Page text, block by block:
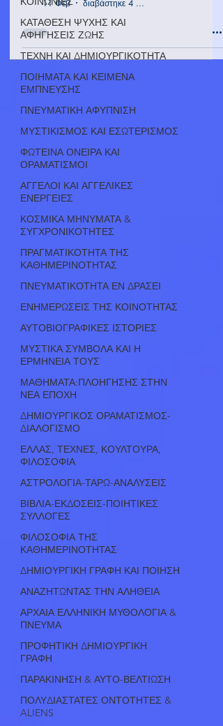
ΚΑΤΑΘΕΣΗ ΨΥΧΗΣ ΚΑΙ
ΑΦΗΓΗΣΕΙΣ ΖΩΗΣ
ΤΕΧΝΗ ΚΑΙ ΔΗΜΙΟΥΡΓΙΚΟΤΗΤΑ
ΠΟΙΗΜΑΤΑ ΚΑΙ ΚΕΙΜΕΝΑ
ΕΜΠΝΕΥΣΗΣ
ΠΝΕΥΜΑΤΙΚΗ ΑΦΥΠΝΙΣΗ
ΜΥΣΤΙΚΙΣΜΟΣ ΚΑΙ ΕΣΩΤΕΡΙΣΜΟΣ
ΦΩΤΕΙΝΑ ΟΝΕΙΡΑ ΚΑΙ
ΟΡΑΜΑΤΙΣΜΟΙ
ΑΓΓΕΛΟΙ ΚΑΙ ΑΓΓΕΛΙΚΕΣ
ΕΝΕΡΓΕΙΕΣ
ΚΟΣΜΙΚΑ ΜΗΝΥΜΑΤΑ &
ΣΥΓΧΡΟΝΙΚΟΤΗΤΕΣ
ΠΡΑΓΜΑΤΙΚΟΤΗΤΑ ΤΗΣ
ΚΑΘΗΜΕΡΙΝΟΤΗΤΑΣ
ΠΝΕΥΜΑΤΙΚΟΤΗΤΑ ΕΝ ΔΡΑΣΕΙ
ΕΝΗΜΕΡΩΣΕΙΣ ΤΗΣ ΚΟΙΝΟΤΗΤΑΣ
ΑΥΤΟΒΙΟΓΡΑΦΙΚΕΣ ΙΣΤΟΡΙΕΣ
ΜΥΣΤΙΚΑ ΣΥΜΒΟΛΑ ΚΑΙ Η
ΕΡΜΗΝΕΙΑ ΤΟΥΣ
ΜΑΘΗΜΑΤΑ:ΠΛΟΗΓΗΣΗΣ ΣΤΗΝ
ΝΕΑ ΕΠΟΧΗ
ΔΗΜΙΟΥΡΓΙΚΟΣ ΟΡΑΜΑΤΙΣΜΟΣ-
ΔΙΑΛΟΓΙΣΜΟ
ΕΛΛΑΣ, ΤΕΧΝΕΣ, ΚΟΥΛΤΟΥΡΑ,
ΦΙΛΟΣΟΦΙΑ
ΑΣΤΡΟΛΟΓΙΑ-ΤΑΡΩ-ΑΝΑΛΥΣΕΙΣ
ΒΙΒΛΙΑ-ΕΚΔΟΣΕΙΣ-ΠΟΙΗΤΙΚΕΣ
ΣΥΛΛΟΓΕΣ
ΦΙΛΟΣΟΦΙΑ ΤΗΣ
ΚΑΘΗΜΕΡΙΝΟΤΗΤΑΣ
ΔΗΜΙΟΥΡΓΙΚΗ ΓΡΑΦΗ ΚΑΙ ΠΟΙΗΣΗ
ΑΝΑΖΗΤΩΝΤΑΣ ΤΗΝ ΑΛΗΘΕΙΑ
ΑΡΧΑΙΑ ΕΛΛΗΝΙΚΗ ΜΥΘΟΛΟΓΙΑ &
ΠΝΕΥΜΑ
ΠΡΟΦΗΤΙΚΗ ΔΗΜΙΟΥΡΓΙΚΗ
ΓΡΑΦΗ
ΠΑΡΑΚΙΝΗΣΗ & ΑΥΤΟ-ΒΕΛΤΙΩΣΗ
ΠΟΛΥΔΙΑΣΤΑΤΕΣ ΟΝΤΟΤΗΤΕΣ &
ALIENS
11 Φεβ
διαβάστηκε 4 λεπτά